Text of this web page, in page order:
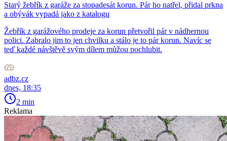
Starý žebřík z garáže za stopadesát korun. Pár ho natřel, přidal prkna
a obývák vypadá jako z katalogu
Žebřík z garážového prodeje za korun přetvořil pár v nádhernou
polici. Zabralo jim to jen chvilku a stálo je to pár korun. Navíc se
teď každé návštěvě svým dílem můžou pochlubit.
adbz.cz
dnes, 18:35
2 min
Reklama